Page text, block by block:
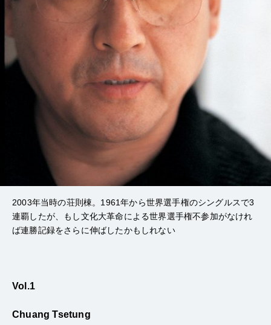
2003年当時の荘則棟。1961年から世界選手権のシングルスで3
連覇したが、もし文化大革命による世界選手権不参加がなけれ
ば連勝記録をさらに伸ばしたかもしれない
Vol.1
Chuang Tsetung